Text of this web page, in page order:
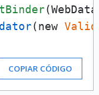
(new
COPIAR CÓDIGO